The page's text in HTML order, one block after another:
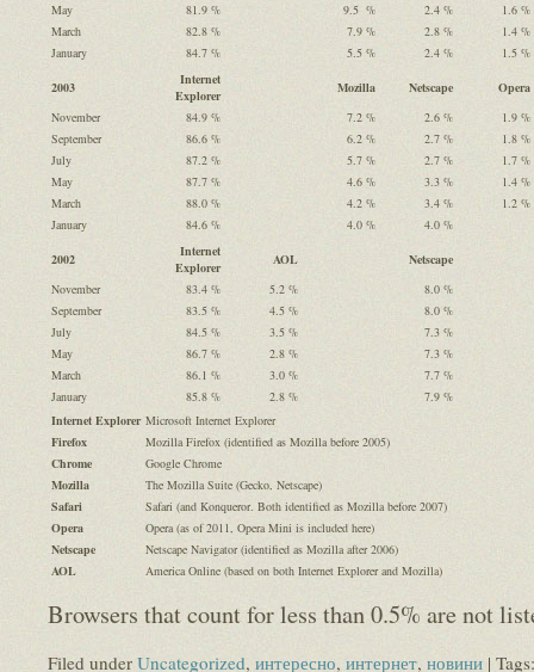
May
81.9 % 9.5 % 2.4 %
1.6 %
March
82.8 % 7.9 % 2.8 %
1.4 %
January
84.7 % 5.5 % 2.4 % 1.5 %
2003
Internet
Explorer
Mozilla Netscape
Opera
November
84.9 % 7.2 % 2.6 %
1.9 %
September
86.6 % 6.2 % 2.7 %
1.8 %
July
87.2 % 5.7 % 2.7 %
1.7 %
May
87.7 % 4.6 % 3.3 %
1.4 %
March
88.0 % 4.2 % 3.4 %
1.2 %
January
84.6 % 4.0 % 4.0 %
2002
Internet
Explorer
AOL
Netscape
November
83.4 % 5.2 %
8.0 %
September
83.5 % 4.5 %
8.0 %
July
84.5 % 3.5 %
7.3 %
May
86.7 % 2.8 %
7.3 %
March
86.1 % 3.0 %
7.7 %
January
85.8 % 2.8 %
7.9 %
Internet Explorer Microsoft Internet Explorer
Firefox
Mozilla Firefox (identified as Mozilla before 2005)
Chrome
Google Chrome
Mozilla
The Mozilla Suite (Gecko, Netscape)
Safari
Safari (and Konqueror. Both identified as Mozilla before 2007)
Opera
Opera (as of 2011, Opera Mini is included here)
Netscape
Netscape Navigator (identified as Mozilla after 2006)
AOL
America Online (based on both Internet Explorer and Mozilla)
Browsers that count for less than 0.5% are not
Filed under Uncategorized, интересно, интернет, новини |